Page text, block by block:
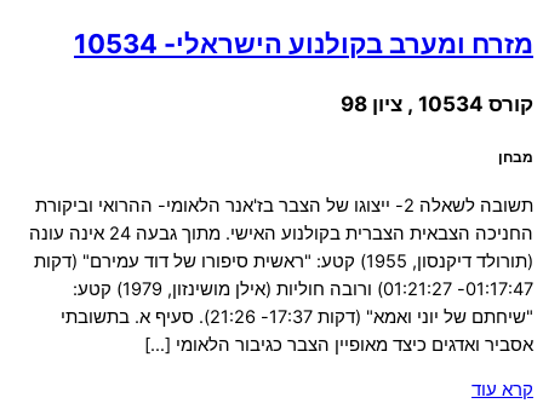
מזרח ומערב בקולנוע הישראלי- 10534
קורס 10534 , ציון 98
מבחן
תשובה לשאלה 2- ייצוגו של הצבר בז'אנר הלאומי- ההרואי וביקורת
החניכה הצבאית הצברית בקולנוע האישי. מתוך גבעה 24 אינה עונה
(תורולד דיקנסון, 1955) קטע: "ראשית סיפורו של דוד עמירם" (דקות
01:17:47- 01:21:27) ורובה חוליות (אילן מושינזון, 1979) קטע:
"שיחתם של יוני ואמא" (דקות 17:37- 21:26). סעיף א. בתשובתי
אסביר ואדגים כיצד מאופיין הצבר כגיבור הלאומי […]
קרא עוד